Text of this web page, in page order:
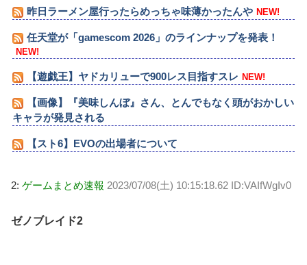
昨日ラーメン屋行ったらめっちゃ味薄かったんや NEW!
任天堂が「gamescom 2026」のラインナップを発表！
NEW!
【遊戯王】ヤドカリューで900レス目指すスレ NEW!
【画像】『美味しんぼ』さん、とんでもなく頭がおかしい
キャラが発見される
【スト6】EVOの出場者について
2: ゲームまとめ速報 2023/07/08(土) 10:15:18.62 ID:VAIfWgIv0
ゼノブレイド2